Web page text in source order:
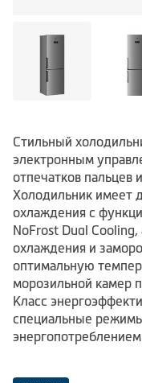
Стильный
электронным
отпечатков пальцев
Холодильник имеет
охлаждения с
NoFrost Dual
охлаждения и
оптимальную
морозильной камер
Класс
специальные